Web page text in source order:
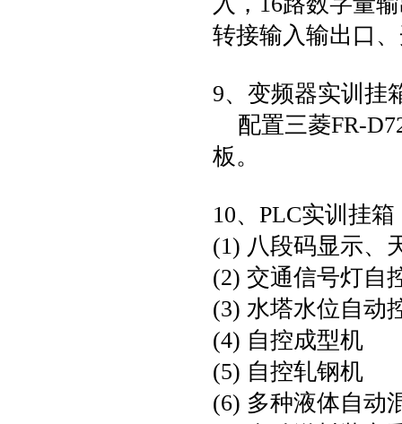
转接输入输出口
9、变频器实训挂
配置三菱FR-
板。
10、PLC实训挂箱
(1) 八段码显示、
(2) 交通信号灯自
(3) 水塔水位自动
(4) 自控成型机
(5) 自控轧钢机
(6) 多种液体自动